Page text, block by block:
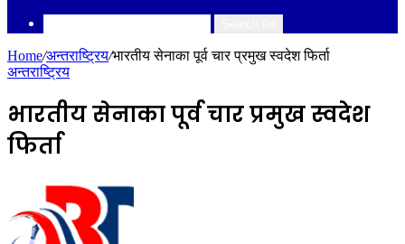
Home/अन्तराष्ट्रिय/भारतीय सेनाका पूर्व चार प्रमुख स्वदेश फिर्ता
अन्तराष्ट्रिय
भारतीय सेनाका पूर्व चार प्रमुख स्वदेश
फिर्ता